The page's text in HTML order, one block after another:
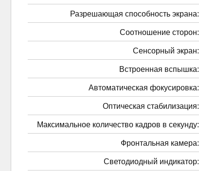
Разрешающая способность экрана:
Соотношение сторон:
Сенсорный экран:
Встроенная вспышка:
Автоматическая фокусировка:
Оптическая стабилизация:
Максимальное количество кадров в секунду:
Фронтальная камера:
Светодиодный индикатор: